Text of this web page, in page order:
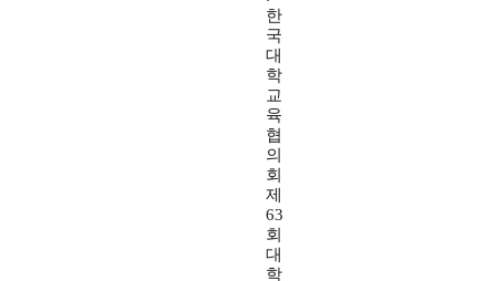
한
국
대
학
교
육
협
의
회
제
63
회
대
학